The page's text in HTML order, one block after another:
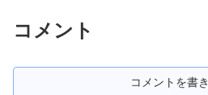
コメント
コメントを書